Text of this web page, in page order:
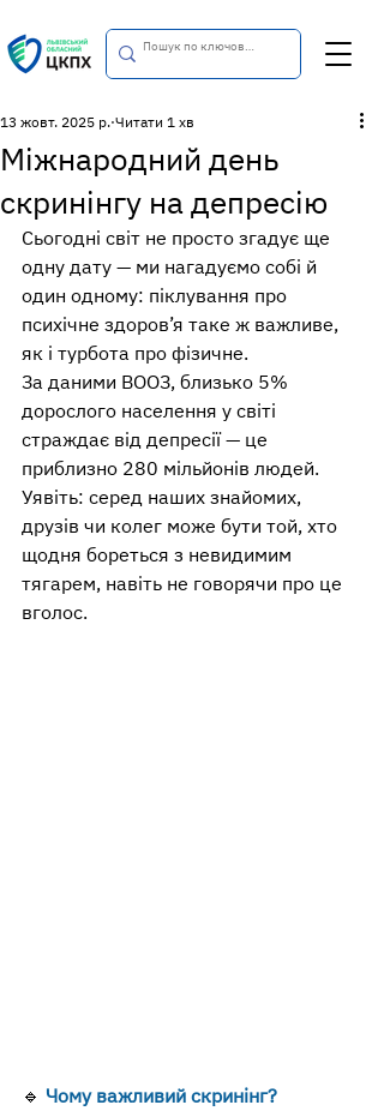
Міжнародний день
скринінгу на депресію
13 жовт. 2025 р. Читати 1 хв
Сьогодні світ не просто згадує ще
одну дату — ми нагадуємо собі й
один одному: піклування про
психічне здоров’я таке ж важливе,
як і турбота про фізичне.
За даними ВООЗ, близько 5%
дорослого населення у світі
страждає від депресії — це
приблизно 280 мільйонів людей.
Уявіть: серед наших знайомих,
друзів чи колег може бути той, хто
щодня бореться з невидимим
тягарем, навіть не говорячи про це
вголос.
🔹 Чому важливий скринінг?